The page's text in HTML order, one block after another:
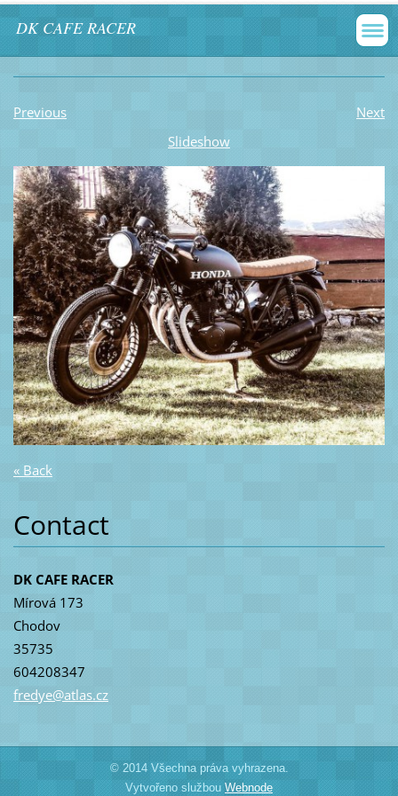
DK CAFE RACER
Previous
Next
Slideshow
« Back
Contact
DK CAFE RACER
Mírová 173
Chodov
35735
604208347
fredye@atlas.cz
© 2014 Všechna práva vyhrazena.
Vytvořeno službou Webnode